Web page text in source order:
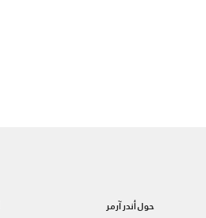
حول أندر آرمر